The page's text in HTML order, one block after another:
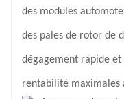
des modules
des pales de rotor de
dégagement rapide
rentabilité maximales